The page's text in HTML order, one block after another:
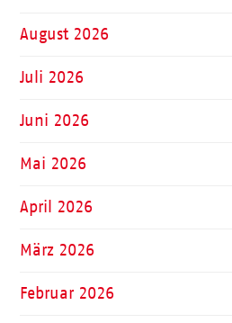
August 2026
Juli 2026
Juni 2026
Mai 2026
April 2026
März 2026
Februar 2026